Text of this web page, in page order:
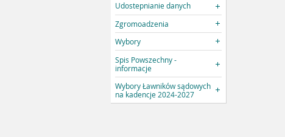
Udostepnianie danych
Zgromoadzenia
Wybory
Spis Powszechny -
informacje
Wybory Ławników sądowych
na kadencje 2024-2027